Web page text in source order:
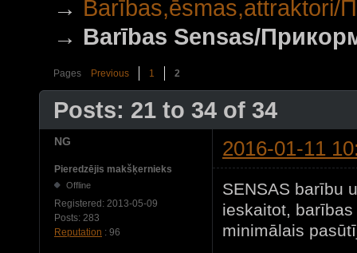
→ Barības,ēsmas,attraktori/
→ Barības Sensas/
Pages Previous 1 2
Posts: 21 to 34 of 34
NG 2016-01-11
Pieredzējis makšķernieks
Offline
Registered: 2013-05-09
Posts: 283
Reputation : 96
SENSAS barību
ieskaitot,
minimālais